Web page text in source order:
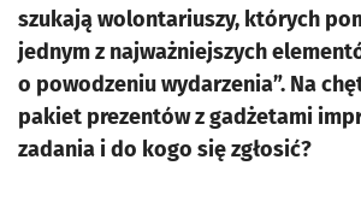
szukają wolontariuszy, których
jednym z najważniejszych
o powodzeniu wydarzenia”. Na
pakiet prezentów z gadżetami
zadania i do kogo się zgłosić?